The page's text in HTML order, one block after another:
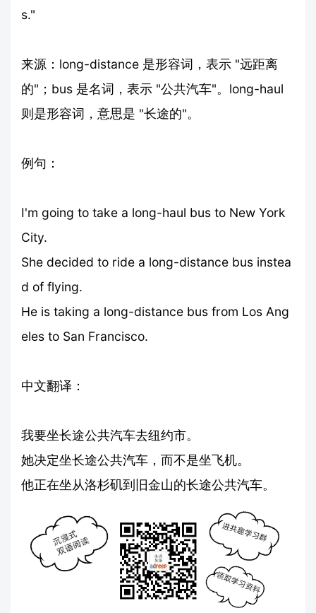
s."
来源：long-distance 是形容词，表示 "远距离
的"；bus 是名词，表示 "公共汽车"。long-haul
则是形容词，意思是 "长途的"。
例句：
I'm going to take a long-haul bus to New York
City.
She decided to ride a long-distance bus instea
d of flying.
He is taking a long-distance bus from Los Ang
eles to San Francisco.
中文翻译：
我要坐长途公共汽车去纽约市。
她决定坐长途公共汽车，而不是坐飞机。
他正在坐从洛杉矶到旧金山的长途公共汽车。